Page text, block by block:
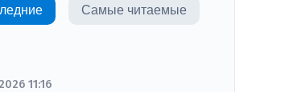
Самые читаемые
11:16